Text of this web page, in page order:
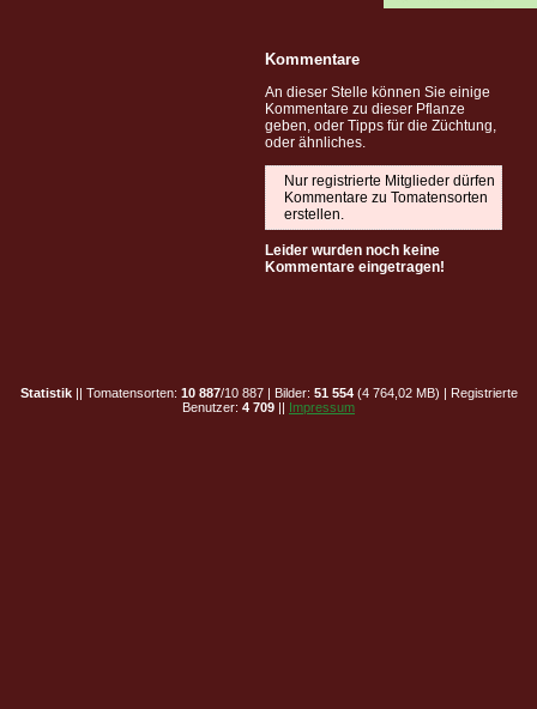
Kommentare
An dieser Stelle können Sie einige
Kommentare zu dieser Pflanze
geben, oder Tipps für die Züchtung,
oder ähnliches.
Nur registrierte Mitglieder dürfen
Kommentare zu Tomatensorten
erstellen.
Leider wurden noch keine
Kommentare eingetragen!
Statistik|| Tomatensorten: 10 887/10 887 | Bilder: 51 554(4 764,02 MB) | Registrierte
Benutzer: 4 709 || Impressum